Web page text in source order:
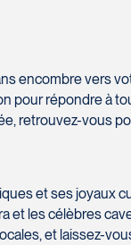
encombre vers
pour répondre à
retrouvez-vous
et ses joyaux
et les célèbres
et laissez-